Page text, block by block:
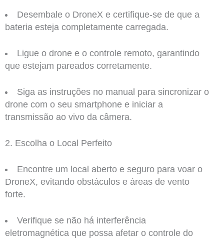
Desembale o DroneX e certifique-se de que a
bateria esteja completamente carregada.
Ligue o drone e o controle remoto, garantindo
que estejam pareados corretamente.
Siga as instruções no manual para sincronizar o
drone com o seu smartphone e iniciar a
transmissão ao vivo da câmera.
2. Escolha o Local Perfeito
Encontre um local aberto e seguro para voar o
DroneX, evitando obstáculos e áreas de vento
forte.
Verifique se não há interferência
eletromagnética que possa afetar o controle do